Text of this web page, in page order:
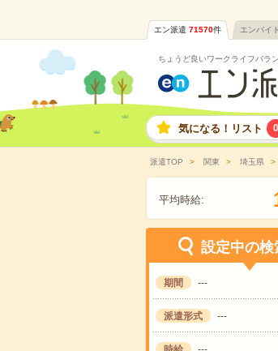
エン派遣 71570件 エンバイト
ちょうど良いワークライフバラ
気になる！リスト 0
派遣TOP 関東 埼玉県
平均時給:
設定中の検
期間 ---
派遣形式 ---